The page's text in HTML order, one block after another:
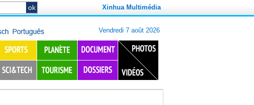
Xinhua Multimédia